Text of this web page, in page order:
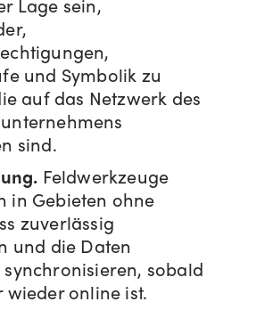
und Symbolik zu
auf das Netzwerk des
sind.
Feldwerkzeuge
in Gebieten ohne
zuverlässig
und die Daten
sobald
wieder online ist.